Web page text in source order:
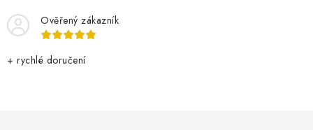
Ověřený zákazník
+ rychlé doručení